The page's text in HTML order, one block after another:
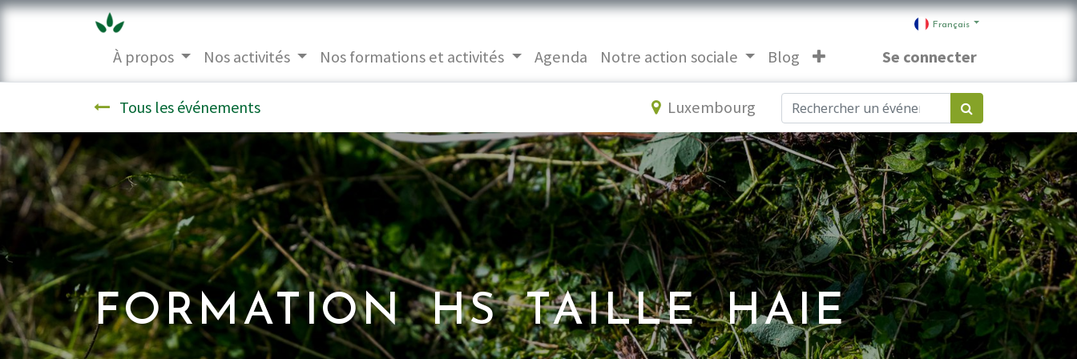
Français
À propos Nos activités Nos formations et activités Agenda Notre action sociale Blog Se connecter
Tous les événements Luxembourg
FORMATION HS TAILLE HAIE